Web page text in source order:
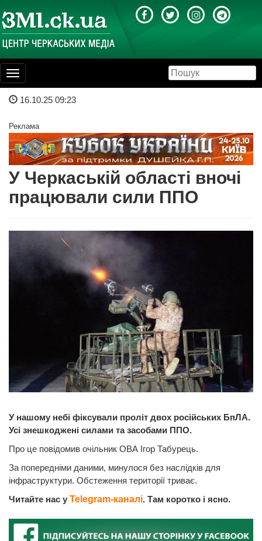
Toggle
navigation
16.10.25 09:23
Реклама
У Черкаській області вночі
працювали сили ППО
У нашому небі фіксували проліт двох російських БпЛА.
Усі знешкоджені силами та засобами ППО.
Про це повідомив очільник ОВА Ігор Табурець.
За попередніми даними, минулося без наслідків для
інфраструктури. Обстеження території триває.
Читайте нас у Telegram-каналі. Там коротко і ясно.